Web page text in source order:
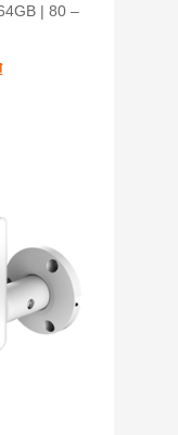
| 80 –